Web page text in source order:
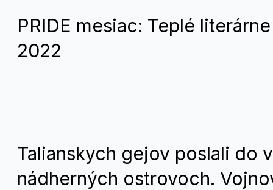
PRIDE mesiac: Teplé
2022
Talianskych gejov poslali do
nádherných ostrovoch.